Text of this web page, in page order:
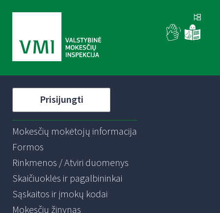
Prisijungti
Mokesčių mokėtojų informacija
Formos
Rinkmenos / Atviri duomenys
Skaičiuoklės ir pagalbininkai
Sąskaitos ir įmokų kodai
Mokesčių žinynas